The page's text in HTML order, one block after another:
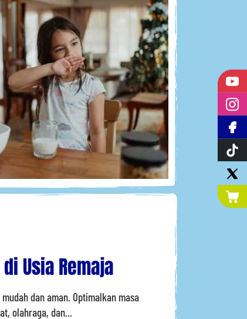
Usia Remaja
dan aman. Optimalkan masa
olahraga, dan...